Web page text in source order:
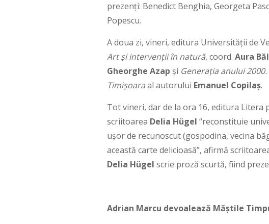
prezenți: Benedict Benghia, Georgeta
Popescu.
A doua zi, vineri, editura Universității de
Art și intervenții în natură, coord. Aura
Gheorghe Azap și Generația anului
Timișoaraal autorului Emanuel Copilaș.
Tot vineri, dar de la ora 16, editura
scriitoarea Delia Hügel “reconstituie
ușor de recunoscut (gospodina, vecina
această carte delicioasă”, afirmă
Delia Hügel scrie proză scurtă, fiind
Adrian Marcu devoalează Măștile